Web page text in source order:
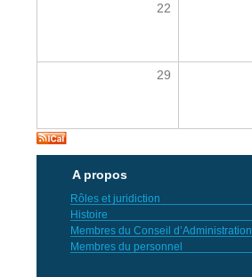
22
29
A propos
Rôles et juridiction
Histoire
Membres du Conseil d’Administration
Membres du personnel